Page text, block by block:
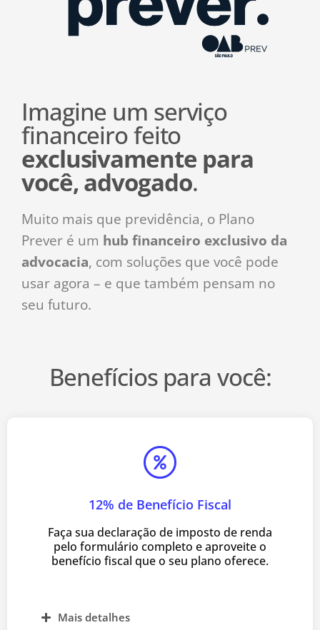
Imagine um serviço
financeiro feito
exclusivamente para
você, advogado.
Muito mais que previdência, o Plano
Prever é um hub financeiro exclusivo da
advocacia, com soluções que você pode
usar agora – e que também pensam no
seu futuro.
Benefícios para você:
12% de Benefício Fiscal
Faça sua declaração de imposto de renda
pelo formulário completo e aproveite o
benefício fiscal que o seu plano oferece.
Mais detalhes